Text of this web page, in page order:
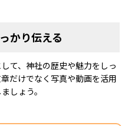
かり伝える
て、神社の歴史や魅力をしっ
だけでなく写真や動画を活用
しょう。